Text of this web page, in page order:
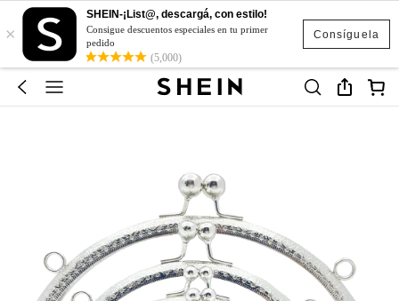
Consíguela
×
SHEIN-¡List@, descargá, con estilo!
Consigue descuentos especiales en tu primer
pedido
(5,000)